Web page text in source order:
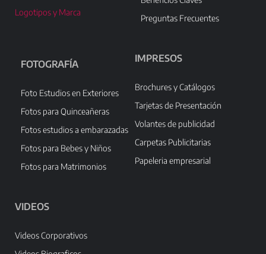
Logotipos y Marca
Preguntas Frecuentes
FOTOGRAFÍA
Foto Estudios en Exteriores
Fotos para Quinceañeras
Fotos estudios a embarazadas
Fotos para Bebes y Niños
Fotos para Matrimonios
IMPRESOS
Brochures y Catálogos
Tarjetas de Presentación
Volantes de publicidad
Carpetas Publicitarias
Papeleria empresarial
VIDEOS
Videos Corporativos